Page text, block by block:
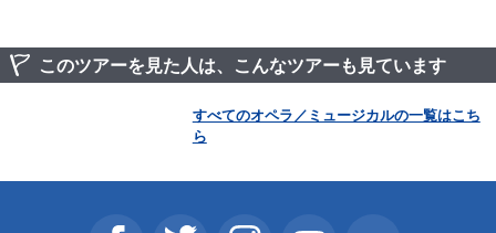
このツアーを見た人は、こんなツアーも見ています
すべてのオペラ／ミュージカルの一覧はこち
ら